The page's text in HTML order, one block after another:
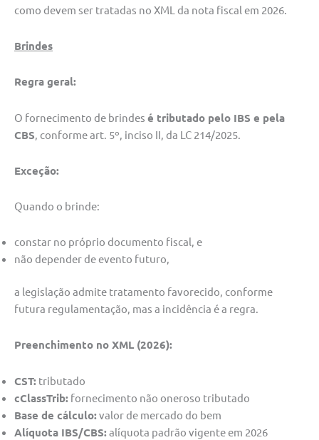
como devem ser tratadas no XML da nota fiscal em 2026.
Brindes
Regra geral:
O fornecimento de brindes é tributado pelo IBS e pela
CBS , conforme art. 5º, inciso II, da LC 214/2025.
Exceção:
Quando o brinde:
constar no próprio documento fiscal, e
não depender de evento futuro,
a legislação admite tratamento favorecido, conforme
futura regulamentação, mas a incidência é a regra.
Preenchimento no XML (2026):
CST: tributado
cClassTrib: fornecimento não oneroso tributado
Base de cálculo:valor de mercado do bem
Alíquota IBS/CBS:alíquota padrão vigente em 2026